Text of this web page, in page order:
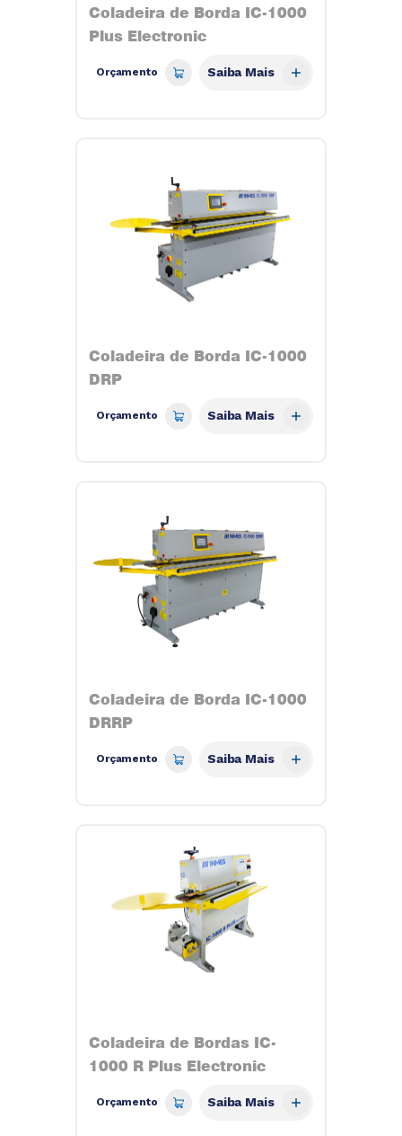
Coladeira de Borda IC-1000
Plus Electronic
Orçamento Saiba Mais
Coladeira de Borda IC-1000
DRP
Orçamento Saiba Mais
Coladeira de Borda IC-1000
DRRP
Orçamento Saiba Mais
Coladeira de Bordas IC-
1000 R Plus Electronic
Orçamento Saiba Mais